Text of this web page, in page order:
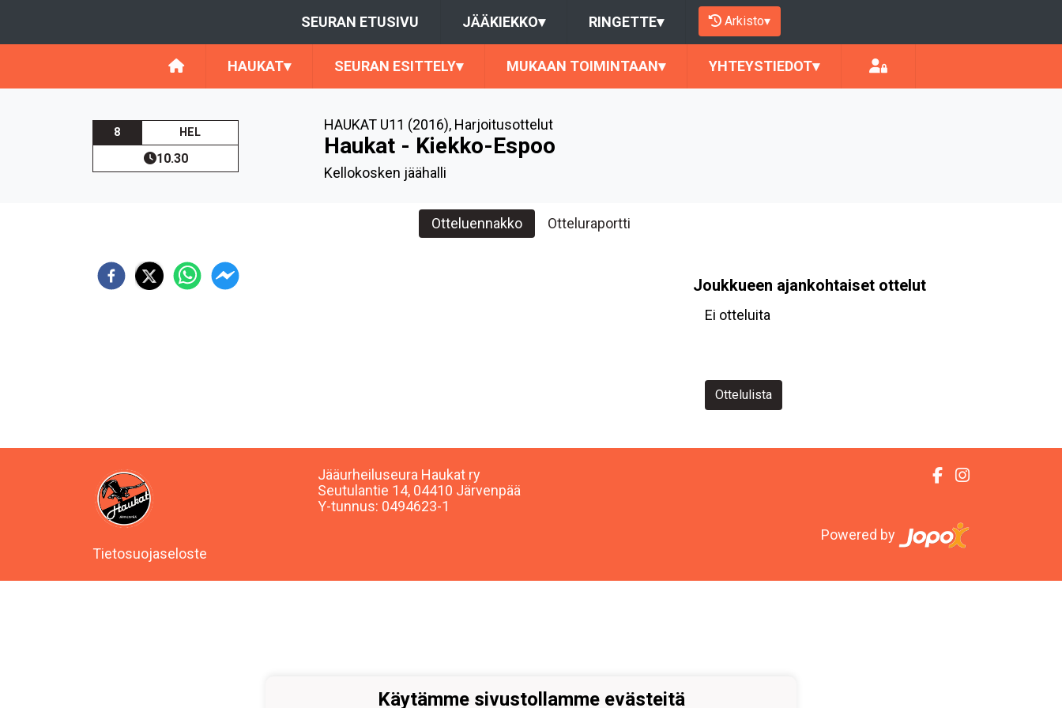
SEURAN ETUSIVU JÄÄKIEKKO▾ RINGETTE▾ Arkisto▾
HAUKAT▾ SEURAN ESITTELY▾ MUKAAN TOIMINTAAN▾ YHTEYSTIEDOT▾
8 HEL
10.30
HAUKAT U11 (2016), Harjoitusottelut
Haukat - Kiekko-Espoo
Kellokosken jäähalli
Otteluennakko Otteluraportti
Joukkueen ajankohtaiset ottelut
Ei otteluita
Ottelulista
Tietosuojaseloste
Jääurheiluseura Haukat ry
Seutulantie 14, 04410 Järvenpää
Y-tunnus: 0494623-1
Powered by
Käytämme sivustollamme evästeitä